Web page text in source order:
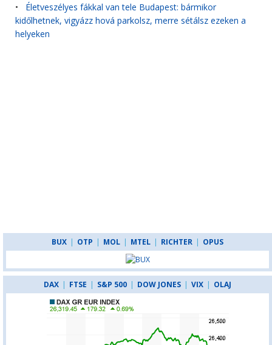
• Életveszélyes fákkal van tele Budapest: bármikor
kidőlhetnek, vigyázz hová parkolsz, merre sétálsz ezeken a
helyeken
BUX | OTP | MOL | MTEL | RICHTER | OPUS
DAX | FTSE | S&P 500 | DOW JONES | VIX | OLAJ